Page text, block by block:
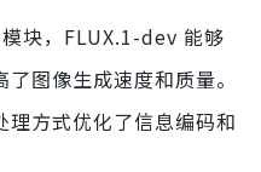
块，FLUX.1-dev 能够
图像生成速度和质量。
方式优化了信息编码和